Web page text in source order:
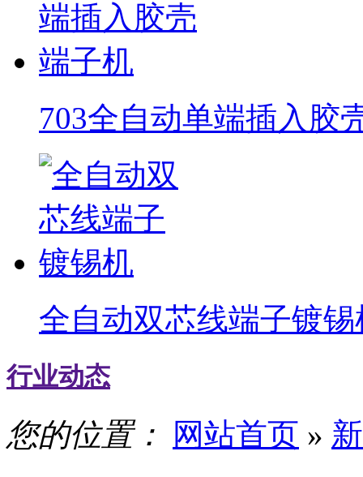
703全自动单端插入胶
全自动双芯线端子镀锡
行业动态
您的位置： 网站首页 »